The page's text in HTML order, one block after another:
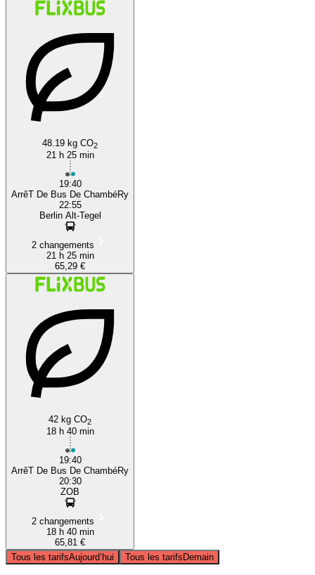
48.19 kg CO2
21 h 25 min
19:40
ArrêT De Bus De ChambéRy
22:55
Berlin Alt-Tegel
2 changements
21 h 25 min
65,29 €
42 kg CO2
18 h 40 min
19:40
ArrêT De Bus De ChambéRy
20:30
ZOB
2 changements
18 h 40 min
65,81 €
Tous les tarifsAujourd’hui Tous les tarifsDemain